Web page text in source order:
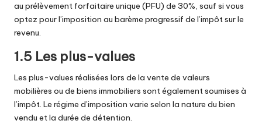
au prélèvement forfaitaire unique (PFU) de 30%, sauf si vous
optez pour l’imposition au barème progressif de l’impôt sur le
revenu.
1.5 Les plus-values
Les plus-values réalisées lors de la vente de valeurs
mobilières ou de biens immobiliers sont également soumises à
l’impôt. Le régime d’imposition varie selon la nature du bien
vendu et la durée de détention.